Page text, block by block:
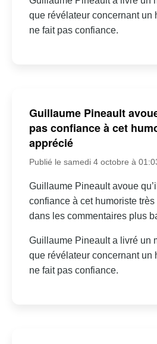
que révélateur concernant un
ne fait pas confiance.
Guillaume Pineault
pas confiance à cet
apprécié
Publié le samedi 4 octobre à
Guillaume Pineault avoue
confiance à cet humoriste
dans les commentaires plus
Guillaume Pineault a livré un
que révélateur concernant un
ne fait pas confiance.